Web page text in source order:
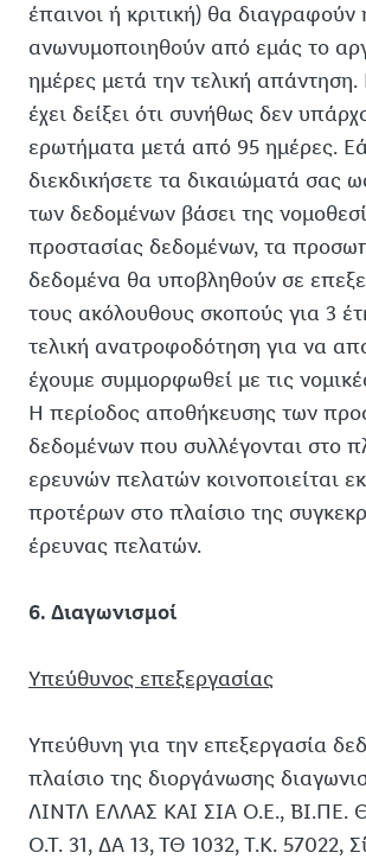
έπαινοι ή κριτική) θα διαγραφούν
ανωνυμοποιηθούν από εμάς το
ημέρες μετά την τελική
έχει δείξει ότι συνήθως δεν
ερωτήματα μετά από 95 ημέρες.
διεκδικήσετε τα δικαιώματά σας
των δεδομένων βάσει της
προστασίας δεδομένων, τα
δεδομένα θα υποβληθούν σε
τους ακόλουθους σκοπούς για 3
τελική ανατροφοδότηση για να
έχουμε συμμορφωθεί με τις
Η περίοδος αποθήκευσης των
δεδομένων που συλλέγονται στο
ερευνών πελατών κοινοποιείται
προτέρων στο πλαίσιο της
έρευνας πελατών.
6. Διαγωνισμοί
Υπεύθυνος επεξεργασίας
Υπεύθυνη για την επεξεργασία
πλαίσιο της διοργάνωσης
ΛΙΝΤΛ ΕΛΛΑΣ ΚΑΙ ΣΙΑ Ο.Ε., ΒΙ.ΠΕ.
Ο.Τ. 31, ΔΑ 13, ΤΘ 1032, Τ.Κ. 57022,